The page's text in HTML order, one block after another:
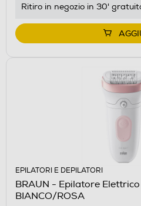
Ritiro in negozio in 30'
EPILATORI E DEPILATORI
BRAUN - Epilatore
BIANCO/ROSA